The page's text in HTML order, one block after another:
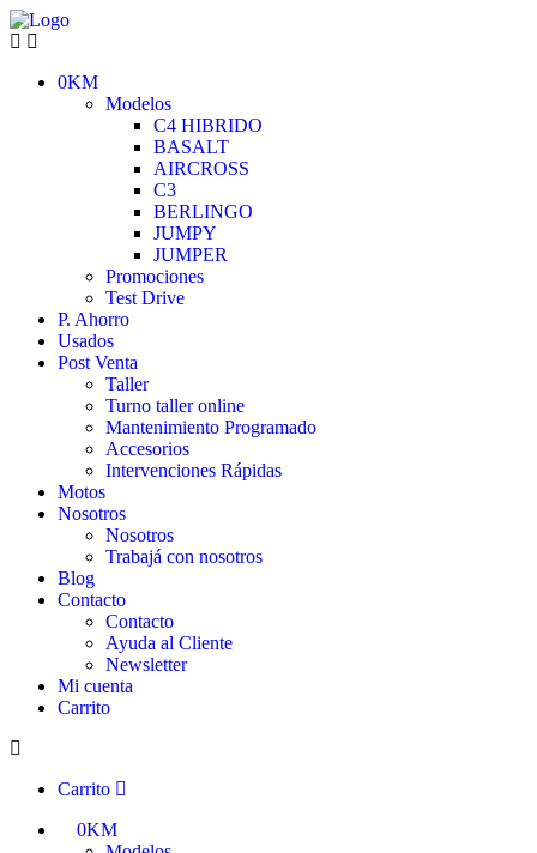
0KM
Modelos
C4 HIBRIDO
BASALT
AIRCROSS
C3
BERLINGO
JUMPY
JUMPER
Promociones
Test Drive
P. Ahorro
Usados
Post Venta
Taller
Turno taller online
Mantenimiento Programado
Accesorios
Intervenciones Rápidas
Motos
Nosotros
Nosotros
Trabajá con nosotros
Blog
Contacto
Contacto
Ayuda al Cliente
Newsletter
Mi cuenta
Carrito
Carrito
0KM